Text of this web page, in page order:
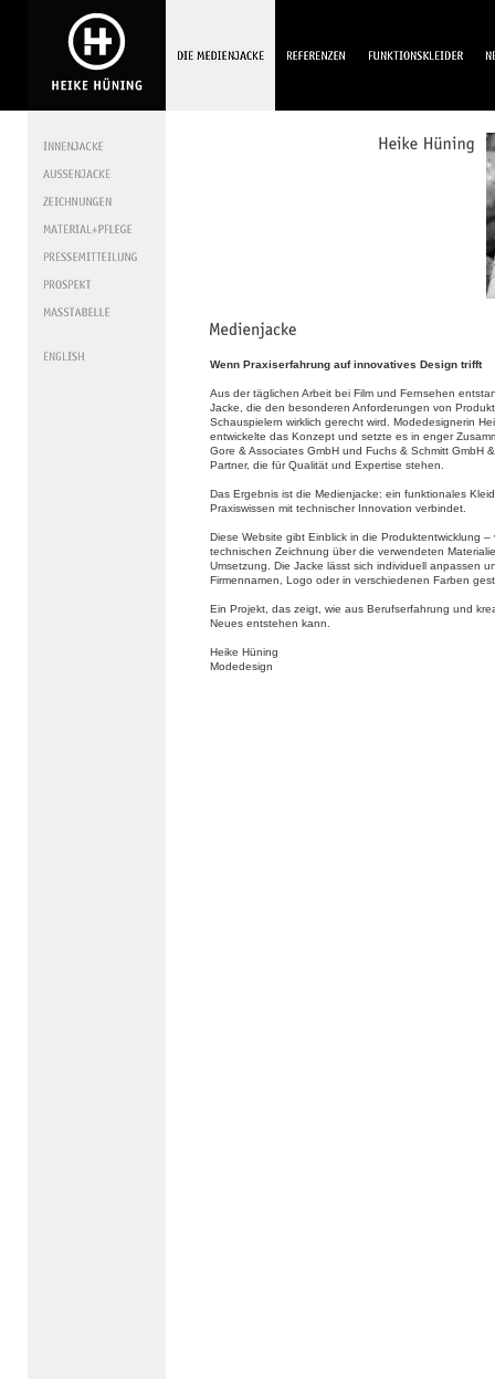
Wenn Praxiserfahrung auf innovatives Design trifft
Aus der täglichen Arbeit bei Film und Fernsehen
Jacke, die den besonderen Anforderungen von
Schauspielern wirklich gerecht wird. Modedesignerin
entwickelte das Konzept und setzte es in enger
Gore & Associates GmbH und Fuchs & Schmitt GmbH
Partner, die für Qualität und Expertise stehen.
Das Ergebnis ist die Medienjacke: ein funktionales
Praxiswissen mit technischer Innovation verbindet.
Diese Website gibt Einblick in die Produktentwicklung –
technischen Zeichnung über die verwendeten
Umsetzung. Die Jacke lässt sich individuell anpassen
Firmennamen, Logo oder in verschiedenen Farben
Ein Projekt, das zeigt, wie aus Berufserfahrung und
Neues entstehen kann.
Heike Hüning
Modedesign